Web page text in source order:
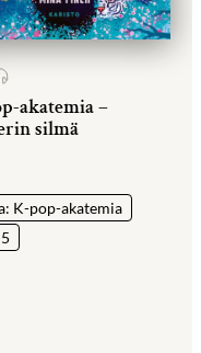
akatemia –
silmä
K-pop-akatemia